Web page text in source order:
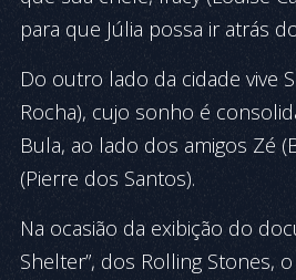
para que Júlia possa ir atrás
Do outro lado da cidade vive
Rocha), cujo sonho é
Bula, ao lado dos amigos Zé
(Pierre dos Santos).
Na ocasião da exibição do
Shelter”, dos Rolling Stones,